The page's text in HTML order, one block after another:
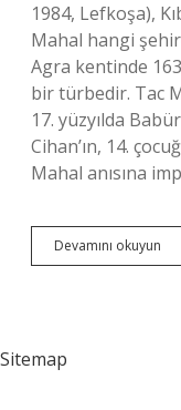
1984, Lefkoşa),
Mahal hangi
Agra kentinde
bir türbedir. Tac
17. yüzyılda
Cihan’ın, 14.
Mahal anısına
Devamını okuyun
Sitemap